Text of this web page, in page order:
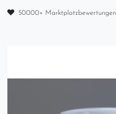
50000+ Marktplatzbewertungen